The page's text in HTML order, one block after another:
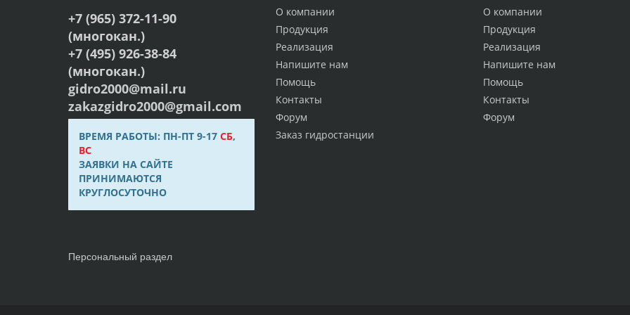
О компании
Продукция
Реализация
Напишите нам
Помощь
Контакты
Форум
О компании
Продукция
Реализация
Напишите нам
Помощь
Контакты
Форум
Заказ гидростанции
+7 (965) 372-11-90
(многокан.)
+7 (495) 926-38-84
(многокан.)
gidro2000@mail.ru
zakazgidro2000@gmail.com
ВРЕМЯ РАБОТЫ: ПН-ПТ 9-17СБ,
ВС
ЗАЯВКИ НА САЙТЕ
ПРИНИМАЮТСЯ
КРУГЛОСУТОЧНО
Персональный раздел